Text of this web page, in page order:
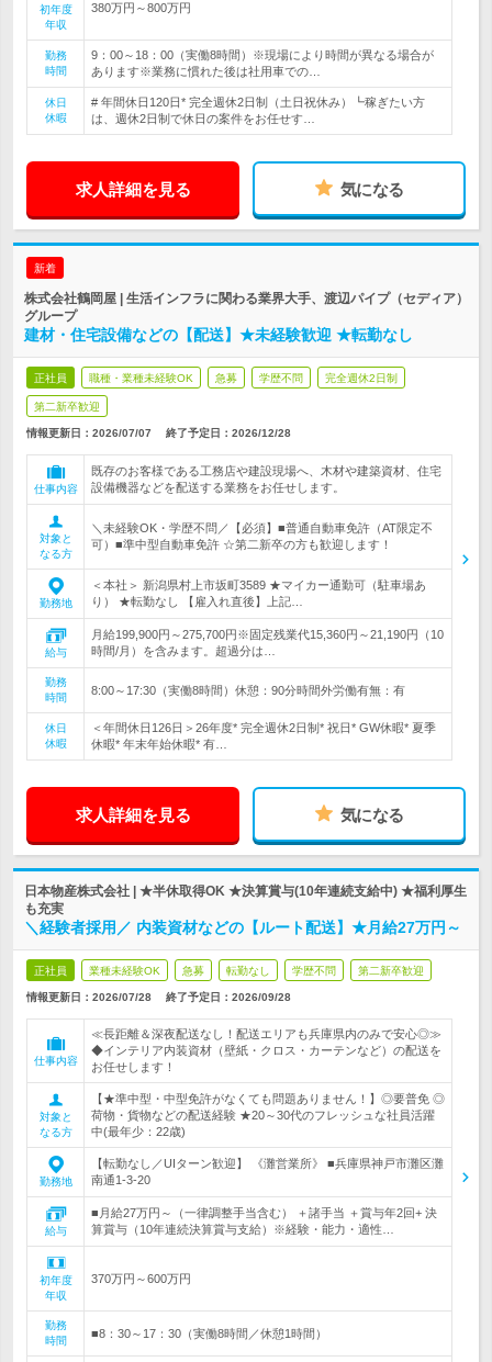
初年度
年収
380万円～800万円
勤務
時間
9：00～18：00（実働8時間）※現場により時間が異なる場合が
あります※業務に慣れた後は社用車での…
休日
休暇
# 年間休日120日* 完全週休2日制（土日祝休み）┗稼ぎたい方
は、週休2日制で休日の案件をお任せす…
求人詳細を見る 気になる
新着
株式会社鶴岡屋 | 生活インフラに関わる業界大手、渡辺パイプ（セディア）
グループ
建材・住宅設備などの【配送】★未経験歓迎 ★転勤なし
正社員 職種・業種未経験OK 急募 学歴不問 完全週休2日制
第二新卒歓迎
情報更新日：2026/07/07 終了予定日： 2026/12/28
仕事内容
既存のお客様である工務店や建設現場へ、木材や建築資材、住宅
設備機器などを配送する業務をお任せします。
対象と
なる方
＼未経験OK・学歴不問／【必須】■普通自動車免許（AT限定不
可）■準中型自動車免許 ☆第二新卒の方も歓迎します！
勤務地
＜本社＞ 新潟県村上市坂町3589 ★マイカー通勤可（駐車場あ
り） ★転勤なし 【雇入れ直後】上記…
給与
月給199,900円～275,700円※固定残業代15,360円～21,190円（10
時間/月）を含みます。超過分は…
勤務
時間
8:00～17:30（実働8時間）休憩：90分時間外労働有無：有
休日
休暇
＜年間休日126日＞26年度* 完全週休2日制* 祝日* GW休暇* 夏季
休暇* 年末年始休暇* 有…
求人詳細を見る 気になる
日本物産株式会社 | ★半休取得OK ★決算賞与(10年連続支給中) ★福利厚生
も充実
＼経験者採用／ 内装資材などの【ルート配送】★月給27万円～
正社員 業種未経験OK 急募 転勤なし 学歴不問 第二新卒歓迎
情報更新日：2026/07/28 終了予定日： 2026/09/28
仕事内容
≪長距離＆深夜配送なし！配送エリアも兵庫県内のみで安心◎≫
◆インテリア内装資材（壁紙・クロス・カーテンなど）の配送を
お任せします！
対象と
なる方
【★準中型・中型免許がなくても問題ありません！】◎要普免 ◎
荷物・貨物などの配送経験 ★20～30代のフレッシュな社員活躍
中(最年少：22歳)
勤務地
【転勤なし／UIターン歓迎】 《灘営業所》 ■兵庫県神戸市灘区灘
南通1-3-20
給与
■月給27万円～（一律調整手当含む） ＋諸手当 ＋賞与年2回+ 決
算賞与（10年連続決算賞与支給）※経験・能力・適性…
初年度
年収
370万円～600万円
勤務
時間
■8：30～17：30（実働8時間／休憩1時間）